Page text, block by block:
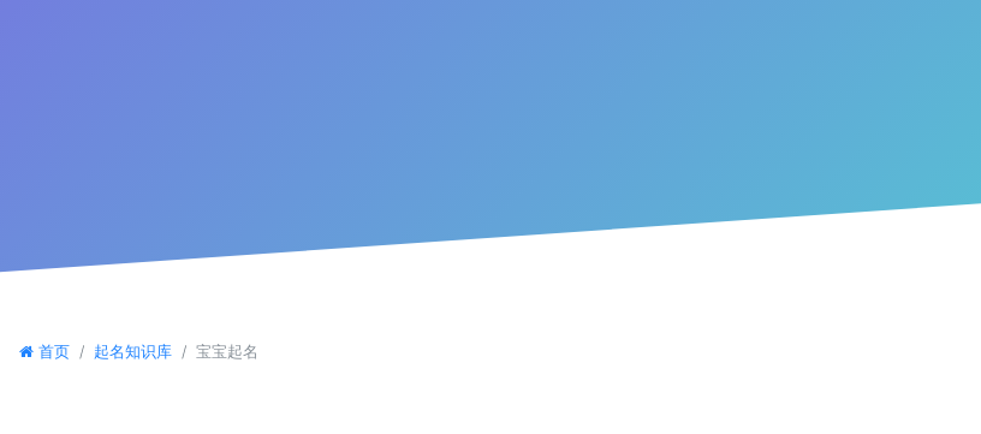
首页 起名知识库 宝宝起名